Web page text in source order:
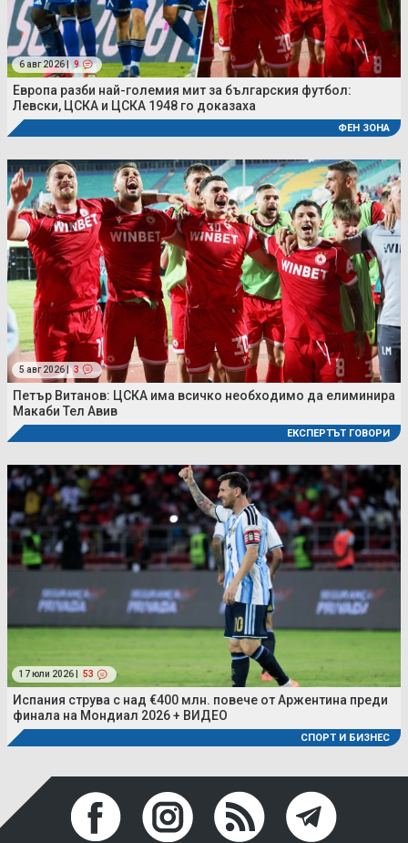
6 авг 2026 | 9
Европа разби най-големия мит за българския футбол:
Левски, ЦСКА и ЦСКА 1948 го доказаха
ФЕН ЗОНА
5 авг 2026 | 3
Петър Витанов: ЦСКА има всичко необходимо да елиминира
Макаби Тел Авив
ЕКСПЕРТЪТ ГОВОРИ
17 юли 2026 | 53
Испания струва с над €400 млн. повече от Аржентина преди
финала на Мондиал 2026 + ВИДЕО
СПОРТ И БИЗНЕС